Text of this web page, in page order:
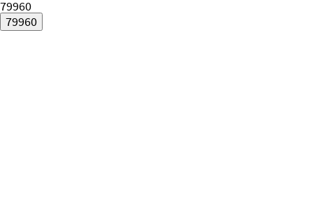
79960